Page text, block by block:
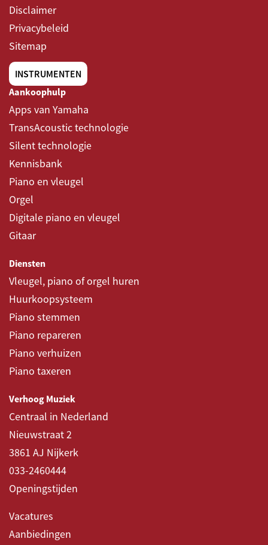
Disclaimer
Privacybeleid
Sitemap
INSTRUMENTEN
Aankoophulp
Apps van Yamaha
TransAcoustic technologie
Silent technologie
Kennisbank
Piano en vleugel
Orgel
Digitale piano en vleugel
Gitaar
Diensten
Vleugel, piano of orgel huren
Huurkoopsysteem
Piano stemmen
Piano repareren
Piano verhuizen
Piano taxeren
Verhoog Muziek
Centraal in Nederland
Nieuwstraat 2
3861 AJ Nijkerk
033-2460444
Openingstijden
Vacatures
Aanbiedingen